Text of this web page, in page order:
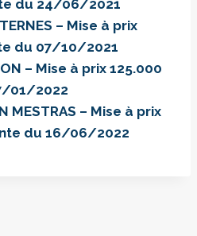
du 24/06/2021
– Mise à prix
du 07/10/2021
– Mise à prix 125.000
01/2022
MESTRAS – Mise à prix
du 16/06/2022